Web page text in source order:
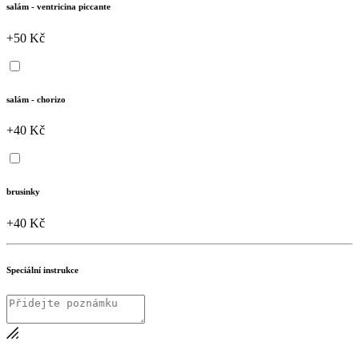
salám - ventricina piccante
+50 Kč
salám - chorizo
+40 Kč
brusinky
+40 Kč
Speciální instrukce